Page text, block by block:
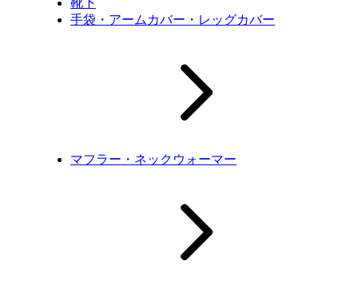
靴下
手袋・アームカバー・レッグカバー
マフラー・ネックウォーマー